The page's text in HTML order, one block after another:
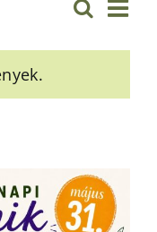
és
nézet
Keresett
Hónap